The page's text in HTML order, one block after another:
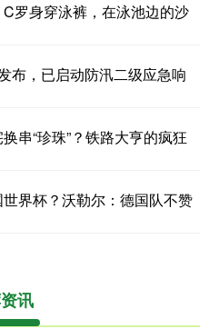
罗身穿泳裤，在泳池边的沙
布，已启动防汛二级应急响
串“珍珠”？铁路大亨的疯狂
界杯？沃勒尔：德国队不赞
讯